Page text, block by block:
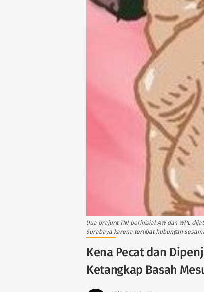
Dua prajurit TNI berinisial AW dan WPL
Surabaya karena terlibat hubungan
Kena Pecat dan
Ketangkap Basah